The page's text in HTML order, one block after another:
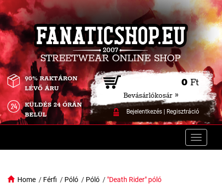
0 Ft
Bevásárlókosár »
Bejelentkezés| Regisztráció
90% RAKTÁRON
LÉVŐ ÁRU
KÜLDÉS 24 ÓRÁN
BELÜL
Toggle
Home / Férfi / Póló / Póló / "Death Rider" póló